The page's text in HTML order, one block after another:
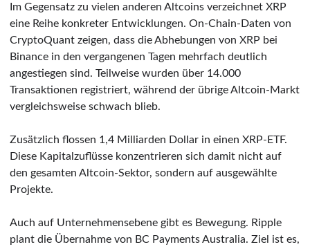
Im Gegensatz zu vielen anderen Altcoins verzeichnet XRP
eine Reihe konkreter Entwicklungen. On-Chain-Daten von
CryptoQuant zeigen, dass die Abhebungen von XRP bei
Binance in den vergangenen Tagen mehrfach deutlich
angestiegen sind. Teilweise wurden über 14.000
Transaktionen registriert, während der übrige Altcoin-Markt
vergleichsweise schwach blieb.
Zusätzlich flossen 1,4 Milliarden Dollar in einen XRP-ETF.
Diese Kapitalzuflüsse konzentrieren sich damit nicht auf
den gesamten Altcoin-Sektor, sondern auf ausgewählte
Projekte.
Auch auf Unternehmensebene gibt es Bewegung. Ripple
plant die Übernahme von BC Payments Australia. Ziel ist es,